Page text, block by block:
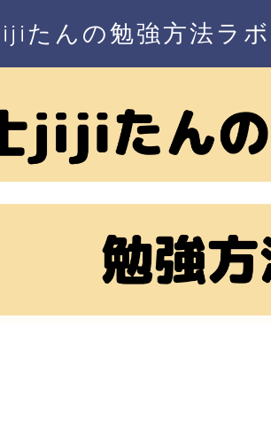
たんの勉強方法ラボ